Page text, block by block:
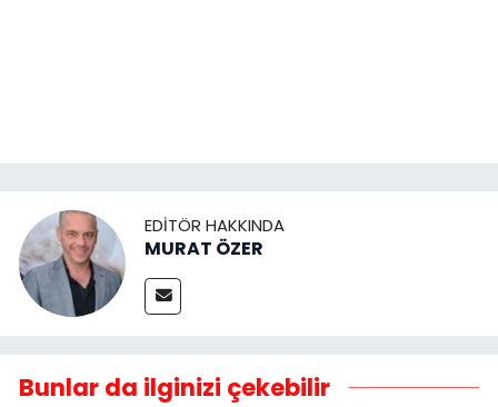
EDITÖR HAKKINDA
MURAT ÖZER
Bunlar da ilginizi çekebilir